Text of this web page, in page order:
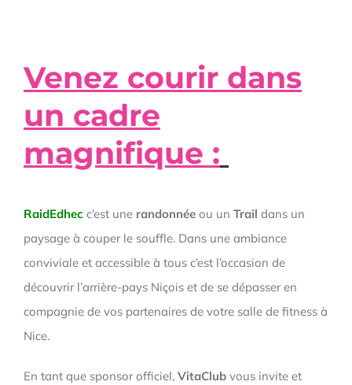
Venez courir dans
un cadre
magnifique :
RaidEdhec c’est une randonnée ou un Trail dans un
paysage à couper le souffle. Dans une ambiance
conviviale et accessible à tous c’est l’occasion de
découvrir l’arrière-pays Niçois et de se dépasser en
compagnie de vos partenaires de votre salle de fitness à
Nice.
En tant que sponsor officiel, VitaClub vous invite et